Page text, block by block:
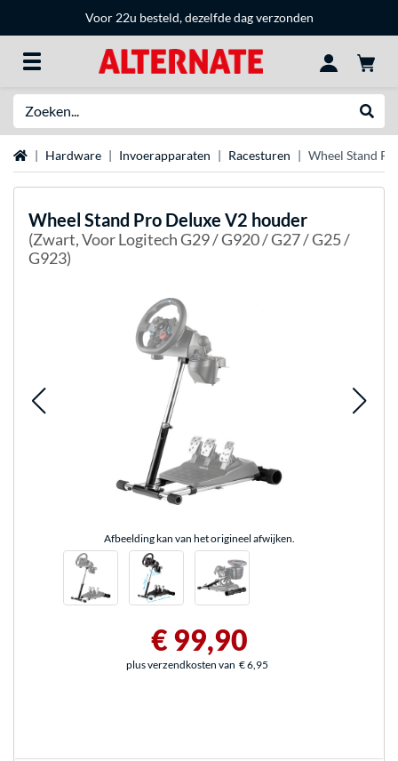
Voor 22u besteld, dezelfde dag verzonden
Home Hardware Invoerapparaten Racesturen Wheel Stand
Wheel Stand Pro Deluxe V2 houder
(Zwart, Voor Logitech G29 / G920 / G27 / G25 /
G923)
Afbeelding kan van het origineel afwijken.
€ 99,90
plus verzendkosten van € 6,95